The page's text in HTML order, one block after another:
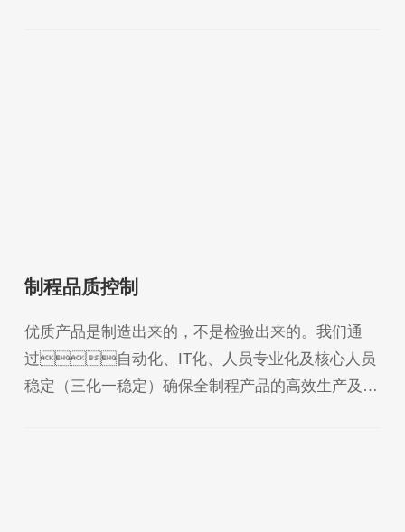
制程品质控制
优质产品是制造出来的，不是检验出来的。我们通
过自动化、IT化、人员专业化及核心人员
稳定（三化一稳定）确保全制程产品的高效生产及优